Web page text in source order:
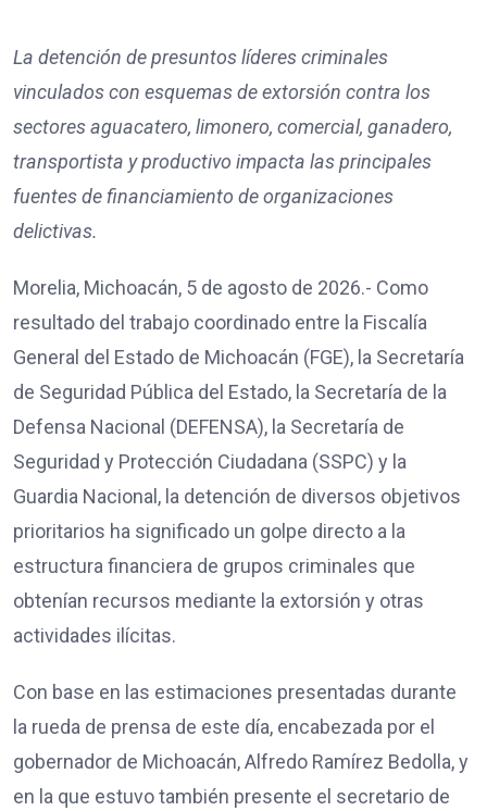
La detención de presuntos líderes criminales
vinculados con esquemas de extorsión contra los
sectores aguacatero, limonero, comercial, ganadero,
transportista y productivo impacta las principales
fuentes de financiamiento de organizaciones
delictivas.
Morelia, Michoacán, 5 de agosto de 2026.- Como
resultado del trabajo coordinado entre la Fiscalía
General del Estado de Michoacán (FGE), la Secretaría
de Seguridad Pública del Estado, la Secretaría de la
Defensa Nacional (DEFENSA), la Secretaría de
Seguridad y Protección Ciudadana (SSPC) y la
Guardia Nacional, la detención de diversos objetivos
prioritarios ha significado un golpe directo a la
estructura financiera de grupos criminales que
obtenían recursos mediante la extorsión y otras
actividades ilícitas.
Con base en las estimaciones presentadas durante
la rueda de prensa de este día, encabezada por el
gobernador de Michoacán, Alfredo Ramírez Bedolla, y
en la que estuvo también presente el secretario de